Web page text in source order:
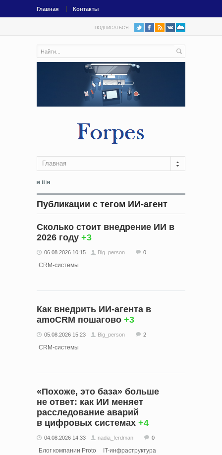
Главная Контакты
ПОДПИСАТЬСЯ:
Главная
Публикации с тегом ИИ-агент
Сколько стоит внедрение ИИ в
2026 году +3
06.08.2026 10:15 Big_person 0
CRM-системы
Как внедрить ИИ-агента в
amoCRM пошагово +3
05.08.2026 15:23 Big_person 2
CRM-системы
«Похоже, это база» больше
не ответ: как ИИ меняет
расследование аварий
в цифровых системах +4
04.08.2026 14:33 nadia_ferdman 0
Блог компании Proto
IT-инфраструктура